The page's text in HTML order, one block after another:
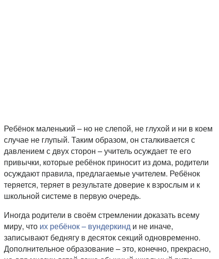
Ребёнок маленький – но не слепой, не глухой и ни в коем
случае не глупый. Таким образом, он сталкивается с
давлением с двух сторон – учитель осуждает те его
привычки, которые ребёнок приносит из дома, родители
осуждают правила, предлагаемые учителем. Ребёнок
теряется, теряет в результате доверие к взрослым и к
школьной системе в первую очередь.
Иногда родители в своём стремлении доказать всему
миру, что их ребёнок – вундеркинд и не иначе,
записывают беднягу в десяток секций одновременно.
Дополнительное образование – это, конечно, прекрасно,